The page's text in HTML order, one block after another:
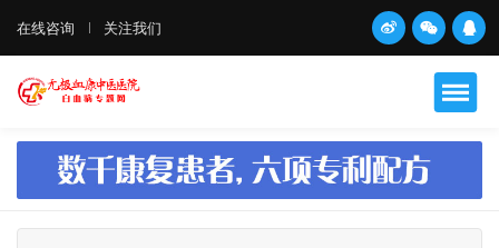
在线咨询 关注我们